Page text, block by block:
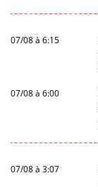
07/08 à 6:15
07/08 à 6:00
07/08 à 3:07